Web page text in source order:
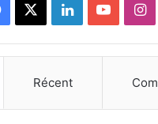
Facebook Linkedin
Récent